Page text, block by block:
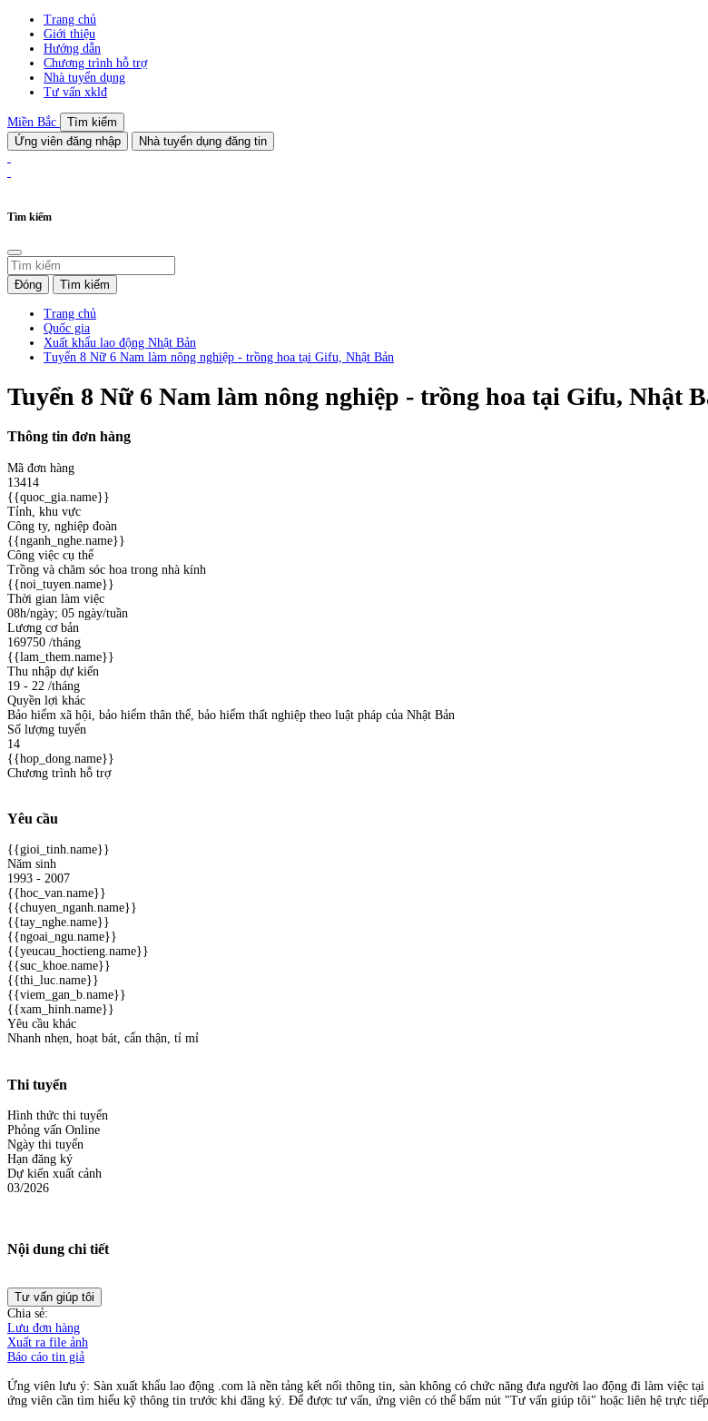
Trang chủ
Giới thiệu
Hướng dẫn
Chương trình hỗ trợ
Nhà tuyển dụng
Tư vấn xklđ
Miền Bắc
Tìm kiếm
Ứng viên đăng nhập
Nhà tuyển dụng đăng tin
Tìm kiếm
Đóng Tìm kiếm
Trang chủ
Quốc gia
Xuất khẩu lao động Nhật Bản
Tuyển 8 Nữ 6 Nam làm nông nghiệp - trồng hoa tại Gifu, Nhật Bản
Tuyển 8 Nữ 6 Nam làm nông nghiệp - trồng hoa tại Gifu, Nhật
Thông tin đơn hàng
Mã đơn hàng
13414
{{quoc_gia.name}}
Tỉnh, khu vực
Công ty, nghiệp đoàn
{{nganh_nghe.name}}
Công việc cụ thể
Trồng và chăm sóc hoa trong nhà kính
{{noi_tuyen.name}}
Thời gian làm việc
08h/ngày; 05 ngày/tuần
Lương cơ bản
169750 /tháng
{{lam_them.name}}
Thu nhập dự kiến
19 - 22 /tháng
Quyền lợi khác
Bảo hiểm xã hội, bảo hiểm thân thể, bảo hiểm thất nghiệp theo luật pháp của Nhật Bản
Số lượng tuyển
14
{{hop_dong.name}}
Chương trình hỗ trợ
Yêu cầu
{{gioi_tinh.name}}
Năm sinh
1993 - 2007
{{hoc_van.name}}
{{chuyen_nganh.name}}
{{tay_nghe.name}}
{{ngoai_ngu.name}}
{{yeucau_hoctieng.name}}
{{suc_khoe.name}}
{{thi_luc.name}}
{{viem_gan_b.name}}
{{xam_hinh.name}}
Yêu cầu khác
Nhanh nhẹn, hoạt bát, cẩn thận, tỉ mỉ
Thi tuyển
Hình thức thi tuyển
Phỏng vấn Online
Ngày thi tuyển
Hạn đăng ký
Dự kiến xuất cảnh
03/2026
Nội dung chi tiết
Tư vấn giúp tôi
Chia sẻ:
Lưu đơn hàng
Xuất ra file ảnh
Báo cáo tin giả
Ứng viên lưu ý: Sàn xuất khẩu lao động .com là nền tảng kết nối thông tin, sàn không có chức năng đưa người lao động đi làm việc
ứng viên cần tìm hiểu kỹ thông tin trước khi đăng ký. Để được tư vấn, ứng viên có thể bấm nút "Tư vấn giúp tôi" hoặc liên hệ trực